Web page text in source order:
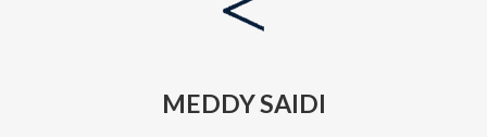
MEDDY SAIDI